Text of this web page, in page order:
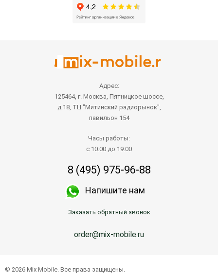
Адрес:
125464, г. Москва, Пятницкое шоссе,
д.18, ТЦ "Митинский радиорынок",
павильон 154
Часы работы:
с 10.00 до 19.00
8 (495) 975-96-88
Напишите нам
Заказать обратный звонок
order@mix-mobile.ru
© 2026 Mix Mobile. Все права защищены.